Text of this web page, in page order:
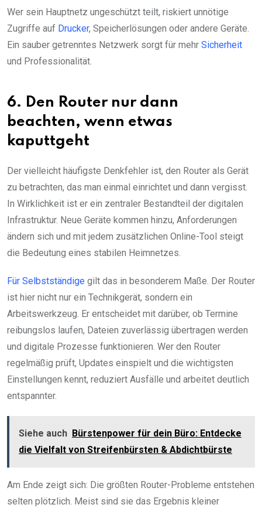
Wer sein Hauptnetz ungeschützt teilt, riskiert unnötige
Zugriffe auf Drucker, Speicherlösungen oder andere Geräte.
Ein sauber getrenntes Netzwerk sorgt für mehr Sicherheit
und Professionalität.
6. Den Router nur dann
beachten, wenn etwas
kaputtgeht
Der vielleicht häufigste Denkfehler ist, den Router als Gerät
zu betrachten, das man einmal einrichtet und dann vergisst.
In Wirklichkeit ist er ein zentraler Bestandteil der digitalen
Infrastruktur. Neue Geräte kommen hinzu, Anforderungen
ändern sich und mit jedem zusätzlichen Online-Tool steigt
die Bedeutung eines stabilen Heimnetzes.
Für Selbstständige gilt das in besonderem Maße. Der Router
ist hier nicht nur ein Technikgerät, sondern ein
Arbeitswerkzeug. Er entscheidet mit darüber, ob Termine
reibungslos laufen, Dateien zuverlässig übertragen werden
und digitale Prozesse funktionieren. Wer den Router
regelmäßig prüft, Updates einspielt und die wichtigsten
Einstellungen kennt, reduziert Ausfälle und arbeitet deutlich
entspannter.
Siehe auch Bürstenpower für dein Büro: Entdecke
die Vielfalt von Streifenbürsten & Abdichtbürste
Am Ende zeigt sich: Die größten Router-Probleme entstehen
selten plötzlich. Meist sind sie das Ergebnis kleiner